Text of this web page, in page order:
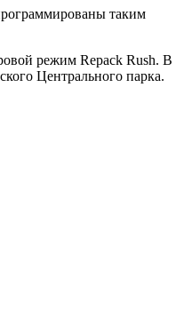
таким
режим Repack Rush. В
Центрального парка.